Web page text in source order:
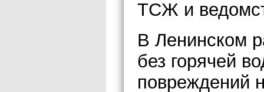
ТСЖ и
В Ленинском
без горячей
повреждений